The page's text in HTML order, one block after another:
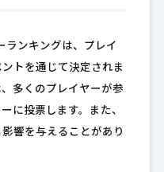
ランキングは、プレイ
トを通じて決定されま
多くのプレイヤーが参
に投票します。また、
響を与えることがあり